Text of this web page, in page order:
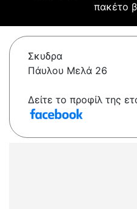
πακέτο
Σκυδρα
Πάυλου Μελά 26
Δείτε το προφίλ της